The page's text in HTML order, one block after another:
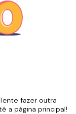
fazer outra
a página principal!